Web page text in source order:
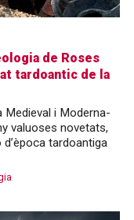
de Roses
tardoantic de la
Medieval i Moderna-
valuoses novetats,
tardoantiga